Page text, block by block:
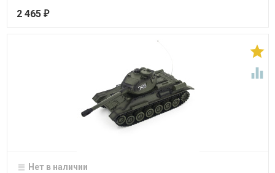
2 465 ₽


Нет в наличии